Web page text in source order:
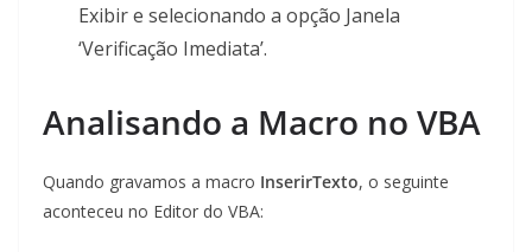
Exibir e selecionando a opção Janela
‘Verificação Imediata’.
Analisando a Macro no VBA
Quando gravamos a macro InserirTexto, o seguinte
aconteceu no Editor do VBA: